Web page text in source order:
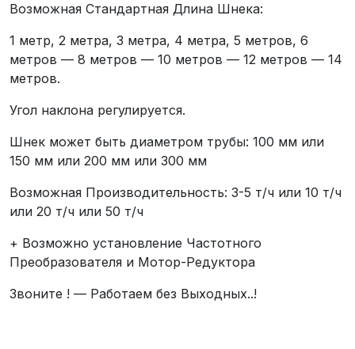
Возможная Стандартная Длина Шнека:
1 метр, 2 метра, 3 метра, 4 метра, 5 метров, 6
метров — 8 метров — 10 метров — 12 метров — 14
метров.
Угол наклона регулируется.
Шнек может быть диаметром трубы: 100 мм или
150 мм или 200 мм или 300 мм
Возможная Производительность: 3-5 т/ч или 10 т/ч
или 20 т/ч или 50 т/ч
+ Возможно установление Частотного
Преобразователя и Мотор-Редуктора
Звоните ! — Работаем без Выходных..!